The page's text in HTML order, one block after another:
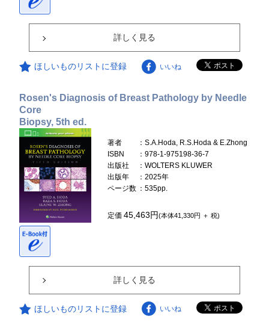
詳しく見る
ほしいものリストに登録 いいね
Rosen's Diagnosis of Breast Pathology by Needle
Core
Biopsy, 5th ed.
著者
：S.A.Hoda, R.S.Hoda & E.Zhong
ISBN
：978-1-975198-36-7
出版社
：WOLTERS KLUWER
出版年
：2025年
ページ数 ：535pp.
定価45,463円(本体41,330円 ＋ 税)
詳しく見る
ほしいものリストに登録 いいね